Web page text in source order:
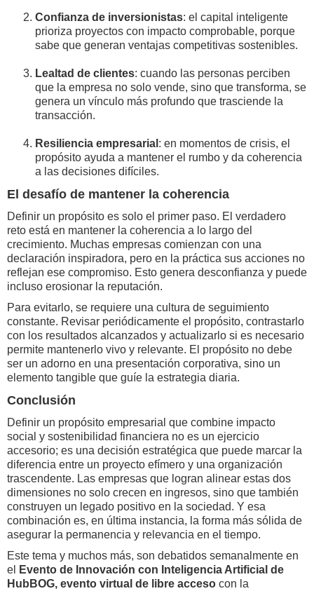
Confianza de inversionistas: el capital inteligente
prioriza proyectos con impacto comprobable, porque
sabe que generan ventajas competitivas sostenibles.
Lealtad de clientes: cuando las personas perciben
que la empresa no solo vende, sino que transforma, se
genera un vínculo más profundo que trasciende la
transacción.
Resiliencia empresarial : en momentos de crisis, el
propósito ayuda a mantener el rumbo y da coherencia
a las decisiones difíciles.
El desafío de mantener la coherencia
Definir un propósito es solo el primer paso. El verdadero
reto está en mantener la coherencia a lo largo del
crecimiento. Muchas empresas comienzan con una
declaración inspiradora, pero en la práctica sus acciones no
reflejan ese compromiso. Esto genera desconfianza y puede
incluso erosionar la reputación.
Para evitarlo, se requiere una cultura de seguimiento
constante. Revisar periódicamente el propósito, contrastarlo
con los resultados alcanzados y actualizarlo si es necesario
permite mantenerlo vivo y relevante. El propósito no debe
ser un adorno en una presentación corporativa, sino un
elemento tangible que guíe la estrategia diaria.
Conclusión
Definir un propósito empresarial que combine impacto
social y sostenibilidad financiera no es un ejercicio
accesorio; es una decisión estratégica que puede marcar la
diferencia entre un proyecto efímero y una organización
trascendente. Las empresas que logran alinear estas dos
dimensiones no solo crecen en ingresos, sino que también
construyen un legado positivo en la sociedad. Y esa
combinación es, en última instancia, la forma más sólida de
asegurar la permanencia y relevancia en el tiempo.
Este tema y muchos más, son debatidos semanalmente en
el
Evento de Innovación con Inteligencia Artificial de
HubBOG, evento virtual de libre acceso con la